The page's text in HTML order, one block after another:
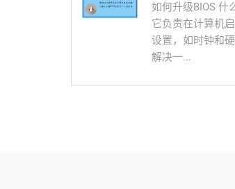
如何升级BIOS 什
它负责在计算机
设置，如时钟和
解决一...